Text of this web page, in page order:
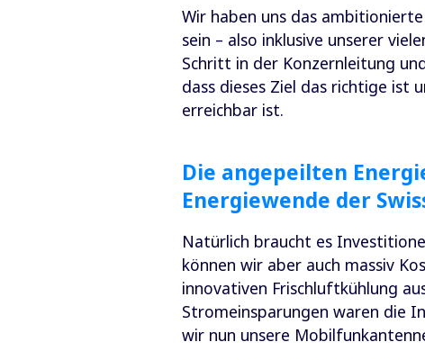
Wir haben uns das
sein – also inklusive unserer
Schritt in der Konzernleitung
dass dieses Ziel das richtige ist
erreichbar ist.
Die angepeilten
Energiewende der
Natürlich braucht es
können wir aber auch massiv
innovativen Frischluftkühlung
Stromeinsparungen waren die
wir nun unsere